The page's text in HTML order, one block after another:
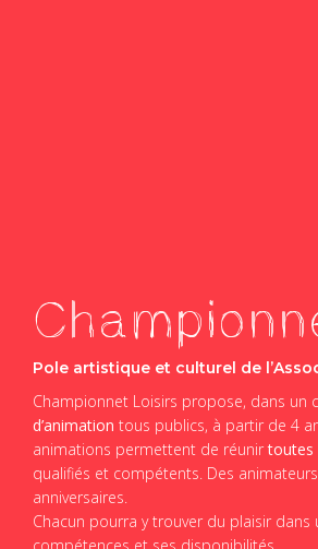
Pole artistique et culturel de
Championnet Loisirs propose, dans un
d’animation tous publics, à partir de 4
animations permettent de réunirtoutes
qualifiés et compétents. Des
anniversaires.
Chacun pourra y trouver du plaisir dans